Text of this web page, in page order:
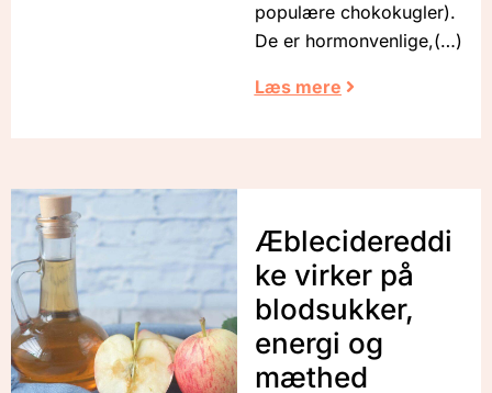
populære chokokugler).
De er hormonvenlige,
Læs mere
Æblecidereddi
ke virker på
blodsukker,
energi og
mæthed